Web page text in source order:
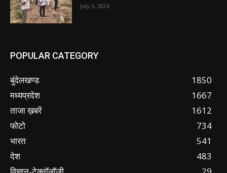
July 6, 2026
POPULAR CATEGORY
बुंदेलखण्ड
1850
मध्यप्रदेश
1667
ताजा ख़बरें
1612
फोटो
734
भारत
541
देश
483